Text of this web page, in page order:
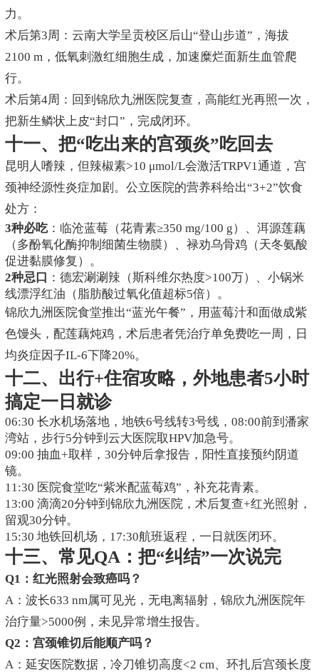
力。
术后第3周：云南大学呈贡校区后山“登山步道”，海拔
2100 m，低氧刺激红细胞生成，加速糜烂面新生血管爬
行。
术后第4周：回到锦欣九洲医院复查，高能红光再照一次，
把新生鳞状上皮“封口”，完成闭环。
十一、把“吃出来的宫颈炎”吃回去
昆明人嗜辣，但辣椒素>10 μmol/L会激活TRPV1通道，宫
颈神经源性炎症加剧。公立医院的营养科给出“3+2”饮食
处方：
3种必吃：临沧蓝莓（花青素≥350 mg/100 g）、洱源莲藕
（多酚氧化酶抑制细菌生物膜）、禄劝乌骨鸡（天冬氨酸
促进黏膜修复）。
2种忌口 ：德宏涮涮辣（斯科维尔热度>100万）、小锅米
线漂浮红油（脂肪酸过氧化值超标5倍）。
锦欣九洲医院食堂推出“蓝光午餐”，用蓝莓汁和面做成紫
色馒头，配莲藕炖鸡，术后患者凭治疗单免费吃一周，日
均炎症因子IL-6下降20%。
十二、出行+住宿攻略，外地患者5小时
搞定一日就诊
06:30 长水机场落地，地铁6号线转3号线，08:00前到潘家
湾站，步行5分钟到云大医院取HPV加急号。
09:00 抽血+取样，30分钟后拿报告，阳性直接预约阴道
镜。
11:30 医院食堂吃“紫米配蓝莓鸡”，补充花青素。
13:00 滴滴20分钟到锦欣九洲医院，术后复查+红光照射，
留观30分钟。
15:30 地铁回机场，17:30航班返程，一日就医闭环。
十三、常见QA：把“纠结”一次说完
Q1：红光照射会致癌吗？
A：波长633 nm属可见光，无电离辐射，锦欣九洲医院年
治疗量>5000例，未见异常增生报告。
Q2：宫颈锥切后能顺产吗？
A：延安医院数据，冷刀锥切高度<2 cm、环扎后宫颈长度